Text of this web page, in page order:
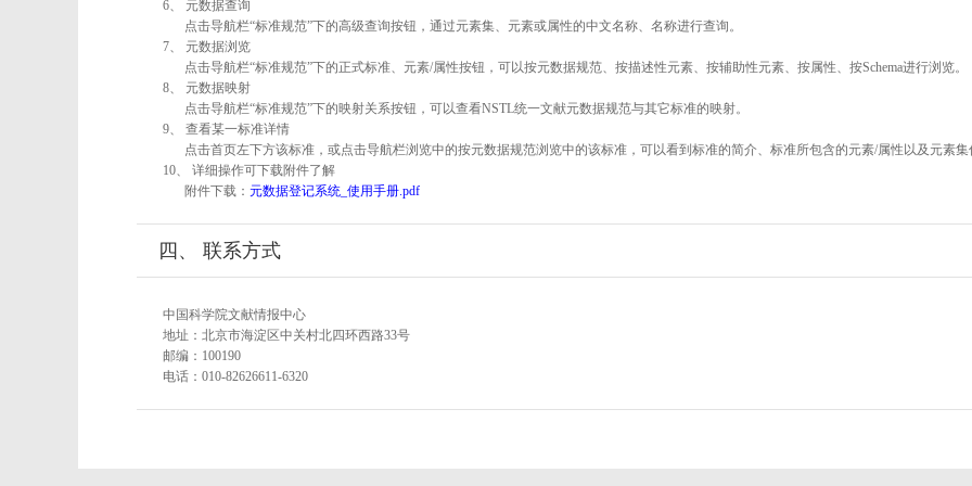
6、 元数据查询
点击导航栏“标准规范”下的高级查询按钮，通过元素集、元素或属性的中文名称、名称进行查询。
7、 元数据浏览
点击导航栏“标准规范”下的正式标准、元素/属性按钮，可以按元数据规范、按描述性元素、按辅助性元素、按属性、按Schema进行浏览。
8、 元数据映射
点击导航栏“标准规范”下的映射关系按钮，可以查看NSTL统一文献元数据规范与其它标准的映射。
9、 查看某一标准详情
点击首页左下方该标准，或点击导航栏浏览中的按元数据规范浏览中的该标准，可以看到标准的简介、标准所包含的元素/属性以及元素集
10、 详细操作可下载附件了解
附件下载： 元数据登记系统_使用手册.pdf
四、 联系方式
中国科学院文献情报中心
地址：北京市海淀区中关村北四环西路33号
邮编：100190
电话：010-82626611-6320